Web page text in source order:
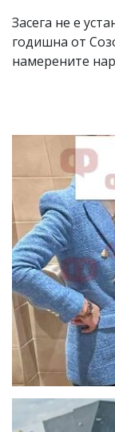
Засега не е
годишна от
намерените